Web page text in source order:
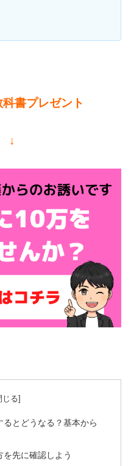
書プレゼント
↓
とどうなる？基本から
先に確認しよう